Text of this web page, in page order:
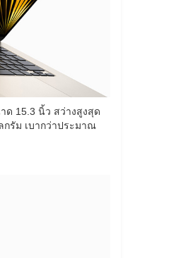
ด 15.3 นิ้ว สว่างสูงสุด
กรัม เบากว่าประมาณ